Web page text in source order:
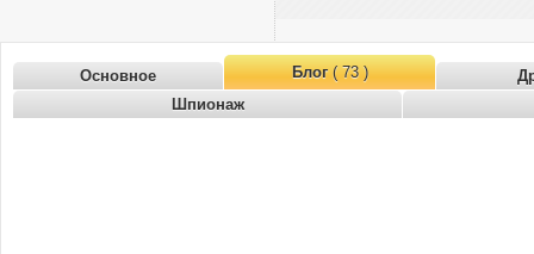
Основное Блог( 73 )
Шпионаж